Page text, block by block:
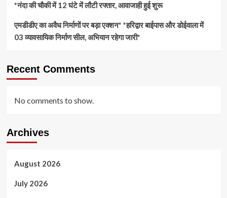
*नंदा की चौकी में 12 घंटे में लौटी रफ्तार, आवाजाही हुई शुरू
एमडीडीए का अवैध निर्माणों पर बड़ा एक्शन* *हरिद्वार बाईपास और डोईवाला में
03 व्यावसायिक निर्माण सील, अभियान रहेगा जारी*
Recent Comments
No comments to show.
Archives
August 2026
July 2026